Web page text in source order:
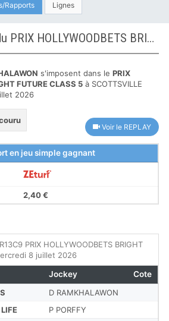
Rapports Lignes
Arrivée définitive du PRIX HOLLYWOODBETS BRIGHT FUTURE CLASS 5 à SCOTTSVILLE
s'imposent dans le PRIX
FUTURE CLASS 5 à SCOTTSVILLE
2026
Voir le REPLAY
en jeu simple gagnant
2,40 €
PRIX HOLLYWOODBETS BRIGHT
8 juillet 2026
D RAMKHALAWON
P PORFFY
Jockey Cote